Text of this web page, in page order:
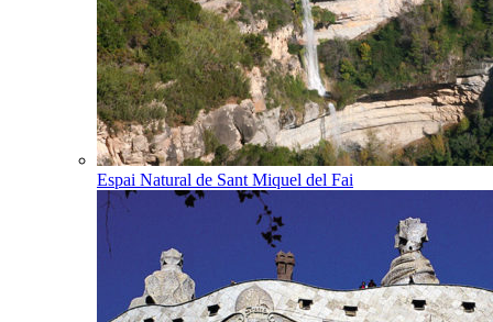
Espai Natural de Sant Miquel del Fai